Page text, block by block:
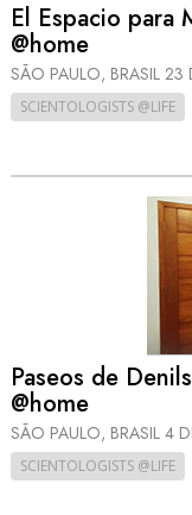
El Espacio para
@home
SÃO PAULO, BRASIL 23
SCIENTOLOGISTS @LIFE
Paseos de
@home
SÃO PAULO, BRASIL 4
SCIENTOLOGISTS @LIFE